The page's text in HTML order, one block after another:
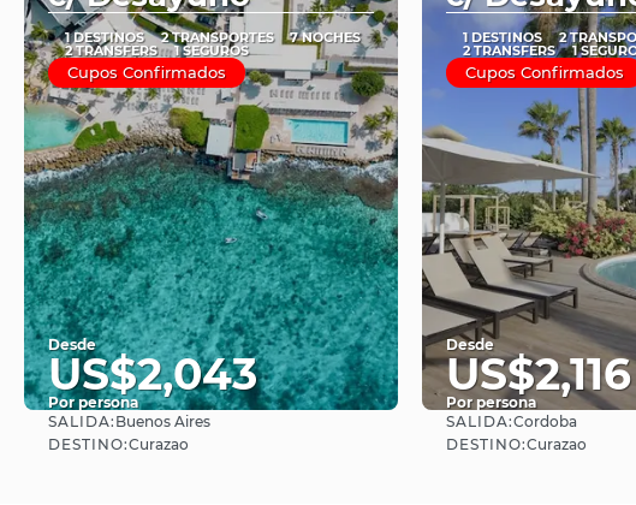
1 DESTINOS 2 TRANSPORTES 7 NOCHES
2 TRANSFERS 1 SEGUROS
Cupos Confirmados
Desde
US$2,043
Por persona
Ver
SALIDA: Buenos Aires
DESTINO:Curazao
1 DESTINOS 2
2 TRANSFERS 1
Cupos Confirmados
Desde
US$2,116
Por persona
SALIDA:Cordoba
DESTINO:Curazao